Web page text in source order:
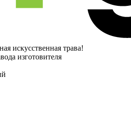
искусственная трава!
изготовителя